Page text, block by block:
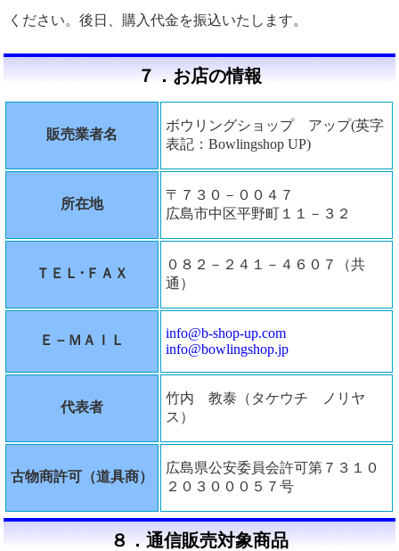
ください。後日、購入代金を振込いたします。
７．お店の情報
販売業者名
ボウリングショップ アップ(英字
表記：Bowlingshop UP)
所在地
〒７３０－００４７
広島市中区平野町１１－３２
ＴＥＬ･ＦＡＸ
０８２－２４１－４６０７（共
通）
Ｅ－ＭＡＩＬ
info@b-shop-up.com
info@bowlingshop.jp
代表者
竹内 教泰（タケウチ ノリヤ
ス）
古物商許可（道具商）
広島県公安委員会許可第７３１０
２０３０００５７号
８．通信販売対象商品